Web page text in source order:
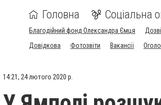
Головна Соціальна
Благодійний фонд Олександра Ємця
Довідкова
Фотозвіти Вакансії
14:21, 24 лютого 2020 р.